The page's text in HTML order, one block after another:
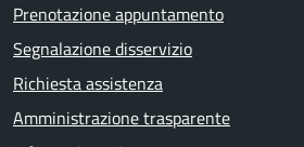
Prenotazione appuntamento
Segnalazione disservizio
Richiesta assistenza
Amministrazione trasparente